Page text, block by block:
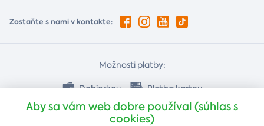
Zostaňte s nami v kontakte:
Možnosti platby:
Dobierkou Platba kartou
Aby sa vám web dobre používal (súhlas s
cookies)